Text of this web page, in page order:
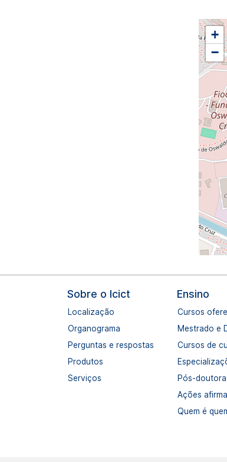
+
−
Navegação principal
Sobre o Icict
Localização
Organograma
Perguntas e respostas
Produtos
Serviços
Ensino
Cursos
Mestrado e
Cursos de
Pós-
Ações
Quem é